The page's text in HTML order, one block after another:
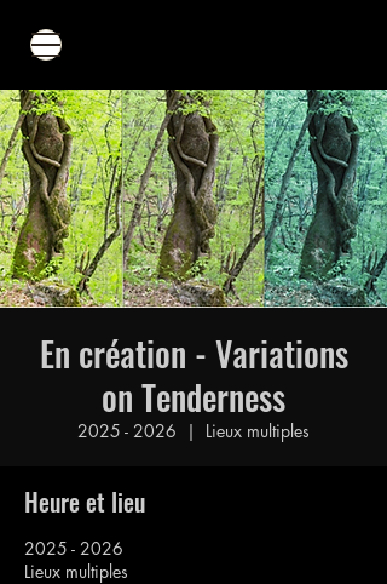
En création - Variations
on Tenderness
2025 - 2026
  |
Lieux multiples
Heure et lieu
2025 - 2026
Lieux multiples